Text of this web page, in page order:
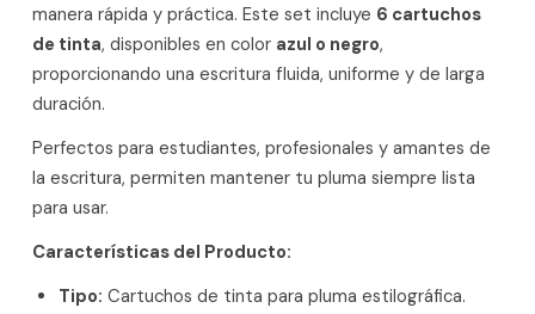
manera rápida y práctica. Este set incluye 6 cartuchos
de tinta, disponibles en color azul o negro,
proporcionando una escritura fluida, uniforme y de larga
duración.
Perfectos para estudiantes, profesionales y amantes de
la escritura, permiten mantener tu pluma siempre lista
para usar.
Características del Producto:
Tipo: Cartuchos de tinta para pluma estilográfica.